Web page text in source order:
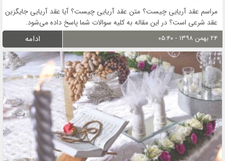
مراسم عقد آریایی چیست؟ متن عقد آریایی چیست؟ آیا عقد آریایی جایگزین
عقد شرعی است؟ در این مقاله به کلیه سوالات شما پاسخ داده می‌شود.
۲۴ بهمن ۱۳۹۸ - ۰۵:۴۰ ادامه